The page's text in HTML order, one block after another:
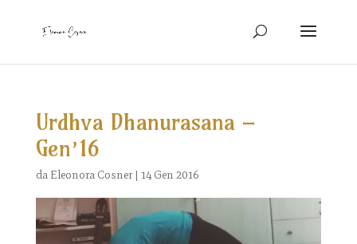
Urdhva Dhanurasana –
Gen’16
da Eleonora Cosner| 14 Gen 2016